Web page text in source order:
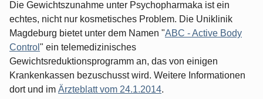
Die Gewichtszunahme unter Psychopharmaka ist ein
echtes, nicht nur kosmetisches Problem. Die Uniklinik
Magdeburg bietet unter dem Namen "ABC - Active Body
Control " ein telemedizinisches
Gewichtsreduktionsprogramm an, das von einigen
Krankenkassen bezuschusst wird. Weitere Informationen
dort und im Ärzteblatt vom 24.1.2014.